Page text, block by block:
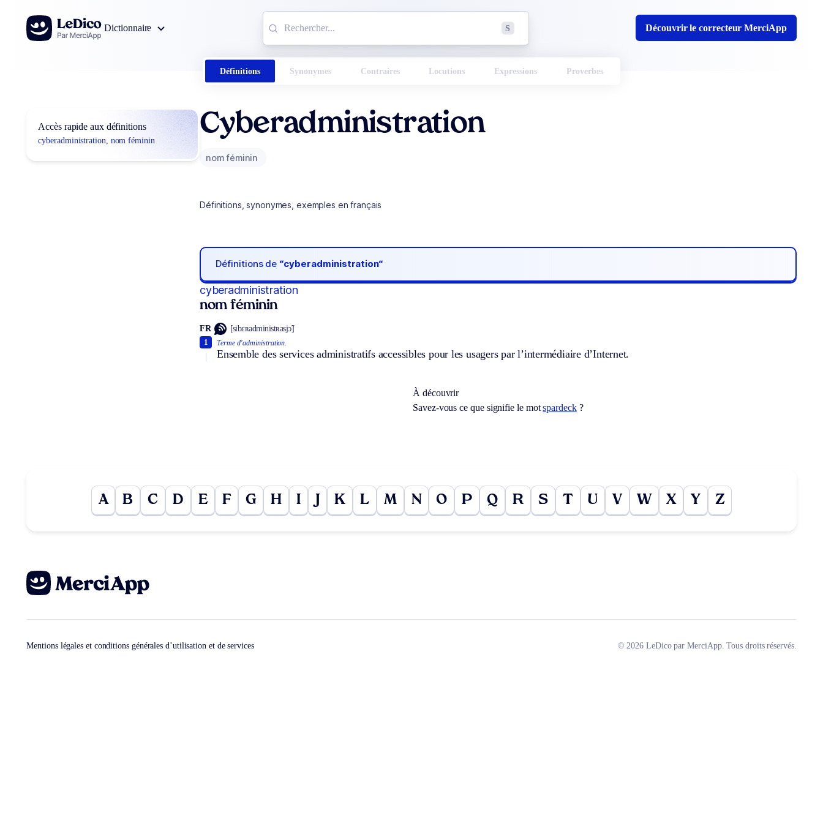
Aller au contenu
Dictionnaire
S Découvrir le correcteur MerciApp
Définitions Synonymes Contraires Locutions Expressions Proverbes
Accès rapide aux définitions
cyberadministration, nom féminin
Cyberadministration
nom féminin
Définitions, synonymes, exemples en français
Définitions de “cyberadministration“
cyberadministration
nom féminin
FR [sibɛʀadministʀasjɔ̃]
Terme d’administration.
Ensemble des services administratifs accessibles pour les usagers par l’intermédiaire d’Internet.
1
À découvrir
Savez-vous ce que signifie le motspardeck?
A B C D E F G H I K L M N O P Q R S T U V W X Y Z
Mentions légales et conditions générales d’utilisation et de services © 2026 LeDico par MerciApp. Tous droits réservés.